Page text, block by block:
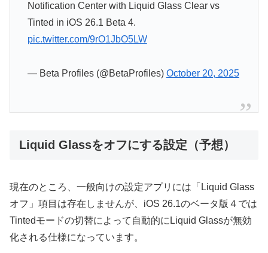
Notification Center with Liquid Glass Clear vs
Tinted in iOS 26.1 Beta 4.
pic.twitter.com/9rO1JbO5LW
— Beta Profiles (@BetaProfiles) October 20, 2025
Liquid Glassをオフにする設定（予想）
現在のところ、一般向けの設定アプリには「Liquid Glass
オフ」項目は存在しませんが、iOS 26.1のベータ版４では
Tintedモードの切替によって自動的にLiquid Glassが無効
化される仕様になっています。